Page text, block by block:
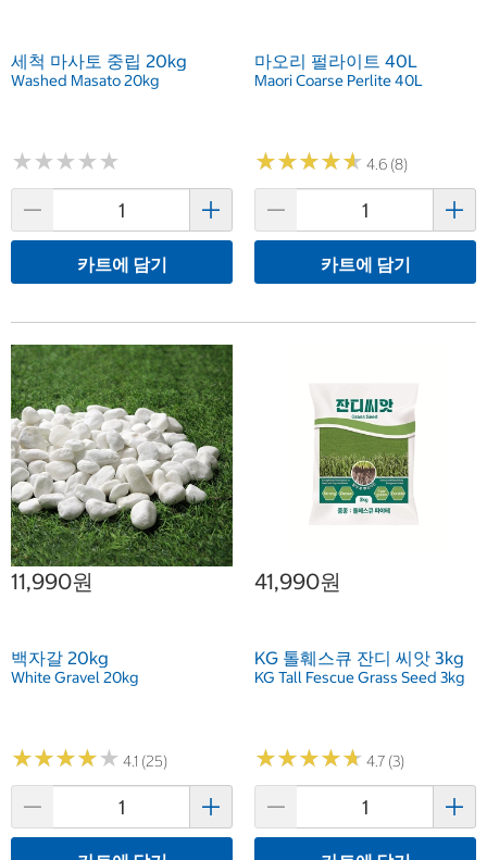
세척 마사토 중립 20kg
Washed Masato 20kg
★★★★★
★★★★★
카트에 담기
마오리 펄라이트 40L
Maori Coarse Perlite 40L
★★★★★
★★★★★ 4.6 (8)
카트에 담기
11,990원
백자갈 20kg
White Gravel 20kg
★★★★★
★★★★★ 4.1 (25)
41,990원
KG 톨훼스큐 잔디 씨앗 3kg
KG Tall Fescue Grass Seed 3kg
★★★★★
★★★★★ 4.7 (3)